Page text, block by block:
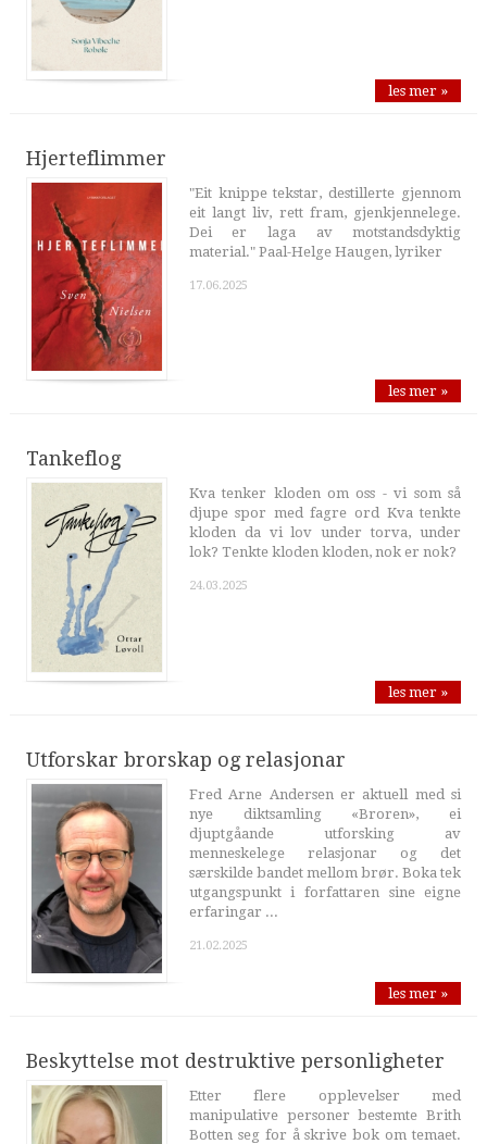
les mer »
Hjerteflimmer
"Eit knippe tekstar, destillerte gjennom
eit langt liv, rett fram, gjenkjennelege.
Dei er laga av motstandsdyktig
material." Paal-Helge Haugen, lyriker
17.06.2025
les mer »
Tankeflog
Kva tenker kloden om oss - vi som så
djupe spor med fagre ord Kva tenkte
kloden da vi lov under torva, under
lok? Tenkte kloden kloden, nok er nok?
24.03.2025
les mer »
Utforskar brorskap og relasjonar
Fred Arne Andersen er aktuell med si
nye diktsamling «Broren», ei
djuptgåande utforsking av
menneskelege relasjonar og det
særskilde bandet mellom brør. Boka tek
utgangspunkt i forfattaren sine eigne
erfaringar ...
21.02.2025
les mer »
Beskyttelse mot destruktive personligheter
Etter flere opplevelser med
manipulative personer bestemte Brith
Botten seg for å skrive bok om temaet.